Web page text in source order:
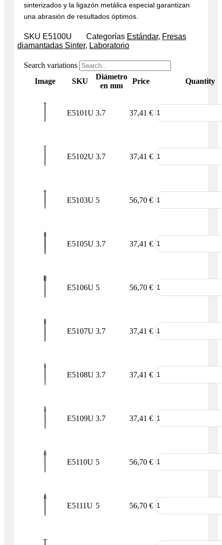
sinterizados y la ligazón metálica especial garantizan
una abrasión de resultados óptimos.
SKU E5100U Categorías Estándar, Fresas
diamantadas Sinter, Laboratorio
Search variations
Image
SKU
Diámetro
en mm
Price Quantity
E5101U 3.7 37,41 €
E5102U 3.7 37,41 €
E5103U 5 56,70 €
E5105U 3.7 37,41 €
E5106U 5 56,70 €
E5107U 3.7 37,41 €
E5108U 3.7 37,41 €
E5109U 3.7 37,41 €
E5110U 5 56,70 €
E5111U 5 56,70 €